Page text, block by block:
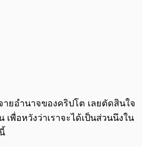
ยอำนาจของคริปโต เลยตัดสินใจ
พื่อหวังว่าเราจะได้เป็นส่วนนึงใน